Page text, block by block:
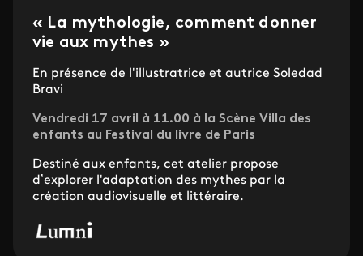
« La mythologie, comment donner
vie aux mythes »
En présence de l'illustratrice et autrice Soledad
Bravi
Vendredi 17 avril à 11.00 à la Scène Villa des
enfants au Festival du livre de Paris
Destiné aux enfants, cet atelier propose
d’explorer l'adaptation des mythes par la
création audiovisuelle et littéraire.